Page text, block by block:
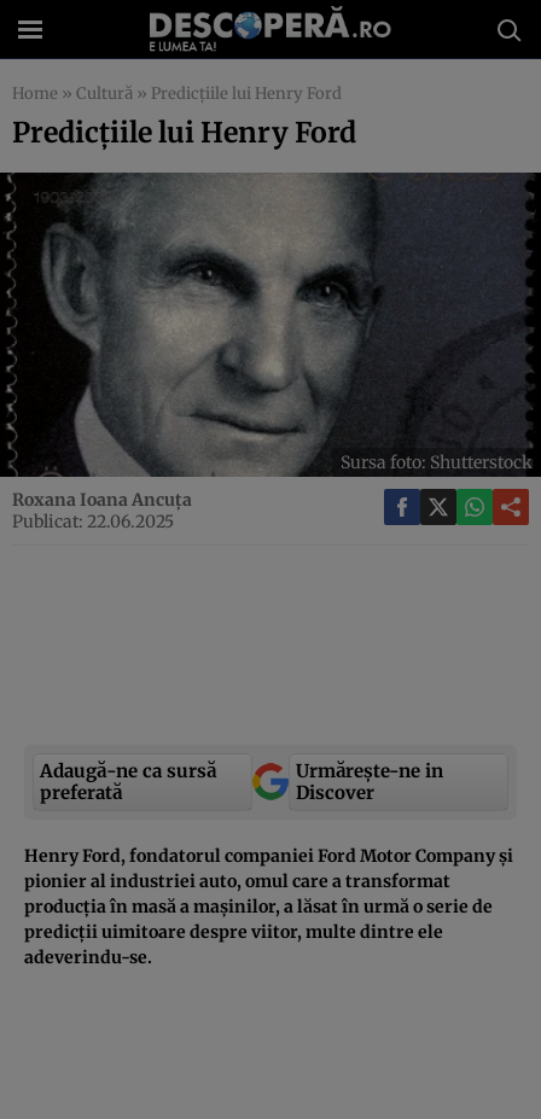
Home » Cultură » Predicțiile lui Henry Ford
Predicțiile lui Henry Ford
Sursa foto: Shutterstock
Roxana Ioana Ancuța
Publicat: 22.06.2025
Adaugă-ne ca sursă
preferată
Urmărește-ne in
Discover
Henry Ford, fondatorul companiei Ford Motor Company și
pionier al industriei auto, omul care a transformat
producția în masă a mașinilor, a lăsat în urmă o serie de
predicții uimitoare despre viitor, multe dintre ele
adeverindu-se.